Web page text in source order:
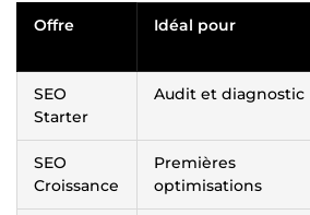
Offre Idéal pour
SEO
Starter
Audit et diagnostic
SEO
Croissance
Premières
optimisations